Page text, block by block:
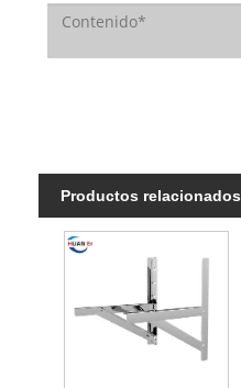
Productos relacionados